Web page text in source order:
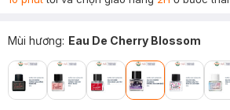
Mùi hương: Eau De Cherry Blossom